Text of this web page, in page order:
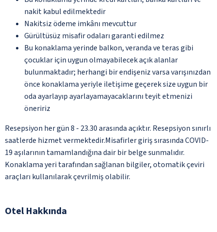
nakit kabul edilmektedir
Nakitsiz ödeme imkânı mevcuttur
Gürültüsüz misafir odaları garanti edilmez
Bu konaklama yerinde balkon, veranda ve teras gibi
çocuklar için uygun olmayabilecek açık alanlar
bulunmaktadır; herhangi bir endişeniz varsa varışınızdan
önce konaklama yeriyle iletişime geçerek size uygun bir
oda ayarlayıp ayarlayamayacaklarını teyit etmenizi
öneririz
Resepsiyon her gün 8 - 23.30 arasında açıktır. Resepsiyon sınırlı
saatlerde hizmet vermektedir.Misafirler giriş sırasında COVID-
19 aşılarının tamamlandığına dair bir belge sunmalıdır.
Konaklama yeri tarafından sağlanan bilgiler, otomatik çeviri
araçları kullanılarak çevrilmiş olabilir.
Otel Hakkında